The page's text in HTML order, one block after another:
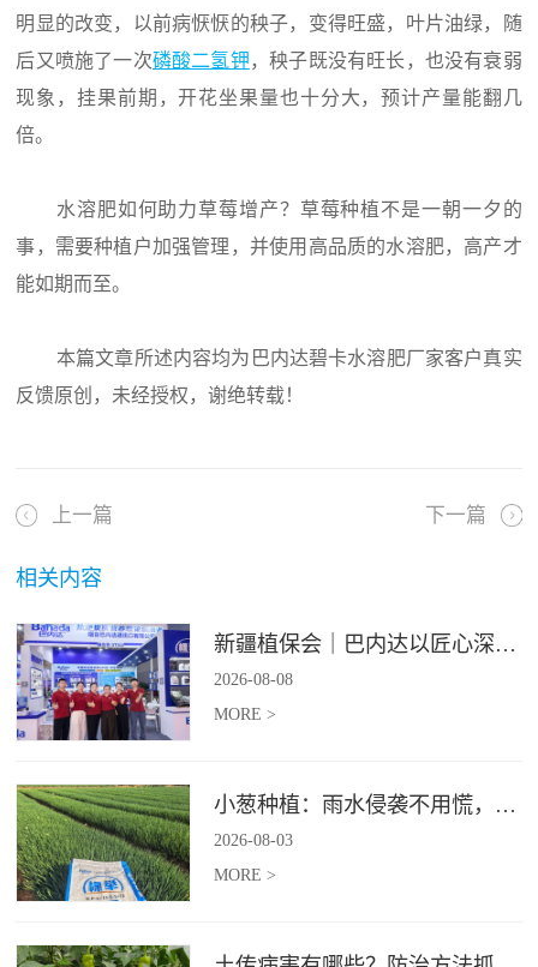
明显的改变，以前病恹恹的秧子，变得旺盛，叶片油绿，随
后又喷施了一次磷酸二氢钾 ，秧子既没有旺长，也没有衰弱
现象，挂果前期，开花坐果量也十分大，预计产量能翻几
倍。
水溶肥如何助力草莓增产？草莓种植不是一朝一夕的
事，需要种植户加强管理，并使用高品质的水溶肥，高产才
能如期而至。
本篇文章所述内容均为巴内达碧卡水溶肥厂家客户真实
反馈原创，未经授权，谢绝转载！
上一篇 下一篇
相关内容
新疆植保会｜巴内达以匠心深耕良田，以科创赋能农耕
2026-08-08
MORE >
小葱种植：雨水侵袭不用慌，四招稳住小葱产量
2026-08-03
MORE >